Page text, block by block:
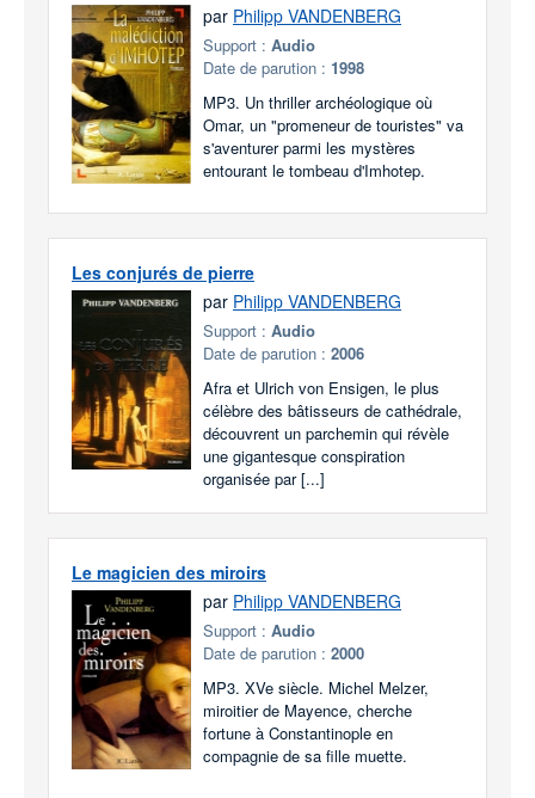
par Philipp VANDENBERG
Support : Audio
Date de parution : 1998
MP3. Un thriller archéologique où
Omar, un "promeneur de touristes" va
s'aventurer parmi les mystères
entourant le tombeau d'Imhotep.
Les conjurés de pierre
par Philipp VANDENBERG
Support : Audio
Date de parution : 2006
Afra et Ulrich von Ensigen, le plus
célèbre des bâtisseurs de cathédrale,
découvrent un parchemin qui révèle
une gigantesque conspiration
organisée par [...]
Le magicien des miroirs
par Philipp VANDENBERG
Support : Audio
Date de parution : 2000
MP3. XVe siècle. Michel Melzer,
miroitier de Mayence, cherche
fortune à Constantinople en
compagnie de sa fille muette.